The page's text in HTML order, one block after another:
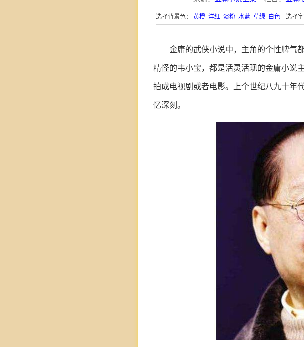
选择背景色： 黄橙 洋红 淡粉 水蓝 草绿 白色 选择字
金庸的武侠小说中，主角的个性脾气
精怪的韦小宝，都是活灵活现的金庸小说
拍成电视剧或者电影。上个世纪八九十年
忆深刻。